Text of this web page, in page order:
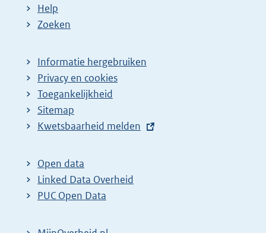
Help
Zoeken
Informatie hergebruiken
Privacy en cookies
Toegankelijkheid
Sitemap
E
t
e
r
Kwetsbaarheid melden
Open data
Linked Data Overheid
PUC Open Data